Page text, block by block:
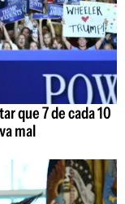
que 7 de cada 10
mal